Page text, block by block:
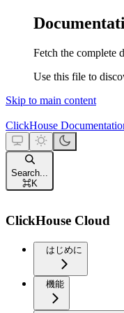
Fetch the complete
Use this file to
Skip to main content
ClickHouse
Search...
⌘K
ClickHouse Cloud
はじめに
機能